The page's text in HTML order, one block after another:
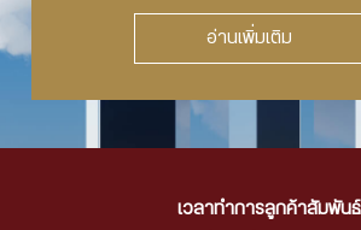
อ่านเพิ่มเติม
เวลาทำการลูกค้าสัมพันธ์